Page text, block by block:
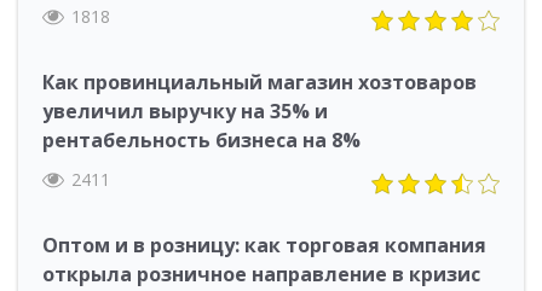
1818
Как провинциальный магазин хозтоваров
увеличил выручку на 35% и
рентабельность бизнеса на 8%
2411
Оптом и в розницу: как торговая компания
открыла розничное направление в кризис